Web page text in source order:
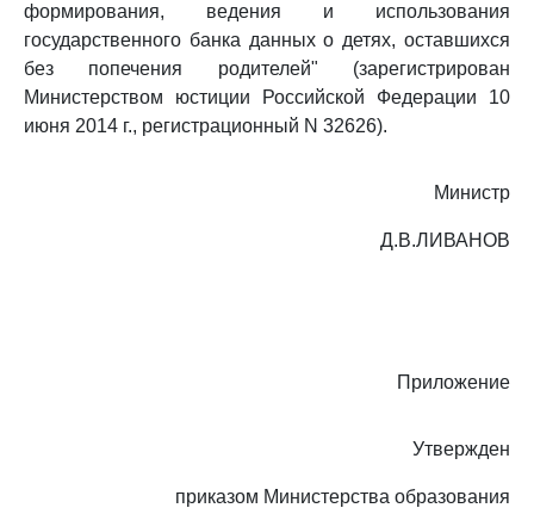
формирования, ведения и использования
государственного банка данных о детях, оставшихся
без попечения родителей" (зарегистрирован
Министерством юстиции Российской Федерации 10
июня 2014 г., регистрационный N 32626).
Министр
Д.В.ЛИВАНОВ
Приложение
Утвержден
приказом Министерства образования